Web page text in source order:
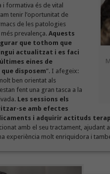
formativa és de vital
tenir l’oportunitat de
de les patologies
prevalença. Aquests
que tothom que
actualitzat i es faci
eines de
disposem”. I afegeix:
ben orientat als
fent una gran tasca a la
Les sessions els
se amb efectes
i adquirir actituds
amb el seu tractament, ajudant
experiència molt enriquidora i